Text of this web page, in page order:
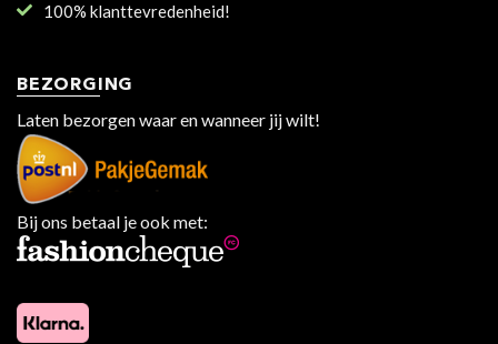
100% klanttevredenheid!
BEZORGING
Laten bezorgen waar en wanneer jij wilt!
Bij ons betaal je ook met: